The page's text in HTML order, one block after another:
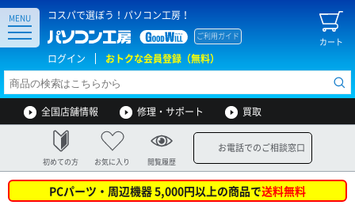
コスパで選ぼう！パソコン工房！
カート
ご利用ガイド
ログイン おトクな会員登録（無料）
MENU
全国店舗情報 修理・サポート 買取
初めての方 お気に入り 閲覧履歴
お電話でのご相談窓口
PCパーツ・周辺機器 5,000円以上の商品で送料無料